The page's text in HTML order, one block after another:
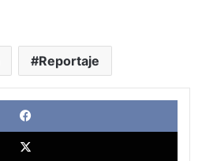
Reportaje
X